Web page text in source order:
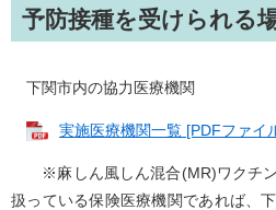
予防接種を受けられる
下関市内の協力医療機関
実施医療機関一覧 [PDFファイ
※麻しん風しん混合(MR)ワクチン
扱っている保険医療機関であれば、